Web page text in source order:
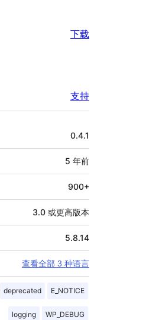
下载
支持
0.4.1
5 年前
900+
3.0 或更高版本
5.8.14
查看全部 3 种语言
deprecated E_NOTICE
logging WP_DEBUG